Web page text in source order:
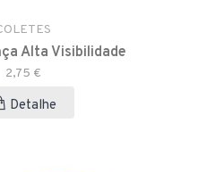
Alta Visibilidade
2,75 €
Detalhe